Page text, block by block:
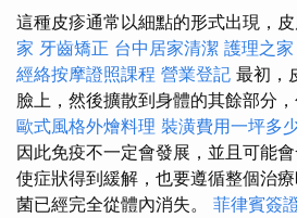
這種皮疹通常以細點的形式出現，皮
家 牙齒矯正 台中居家清潔 護理之
經絡按摩證照課程 營業登記 最初，
臉上，然後擴散到身體的其餘部分，
歐式風格外燴料理 裝潢費用一坪多
因此免疫不一定會發展，並且可能
使症狀得到緩解，也要遵循整個治
菌已經完全從體內消失。 菲律賓簽